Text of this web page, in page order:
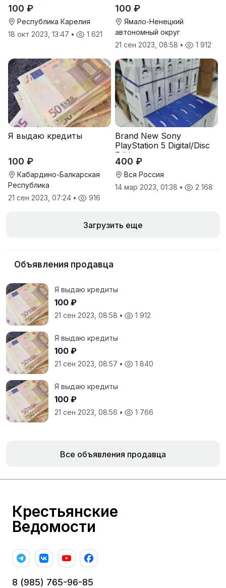
100 ₽
Республика Карелия
18 окт 2023, 13:47 • 1 621
100 ₽
Ямало-Ненецкий
автономный округ
21 сен 2023, 08:58 • 1 912
Я выдаю кредиты
100 ₽
Кабардино-Балкарская
Республика
21 сен 2023, 07:24 • 916
Brand New Sony
PlayStation 5 Digital/Disc
Edition
400 ₽
Вся Россия
14 мар 2023, 01:38 • 2 168
Загрузить еще
Объявления продавца
Я выдаю кредиты
100 ₽
21 сен 2023, 08:58 • 1 912
Я выдаю кредиты
100 ₽
21 сен 2023, 08:57 • 1 840
Я выдаю кредиты
100 ₽
21 сен 2023, 08:56 • 1 766
Все объявления продавца
Крестьянские
Ведомости
8 (985) 765-96-85